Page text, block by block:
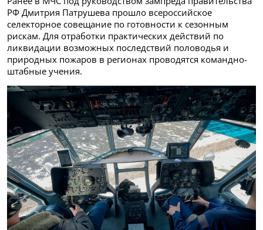
РФ Дмитрия Патрушева прошло всероссийское
селекторное совещание по готовности к сезонным
рискам. Для отработки практических действий по
ликвидации возможных последствий половодья и
природных пожаров в регионах проводятся командно-
штабные учения.